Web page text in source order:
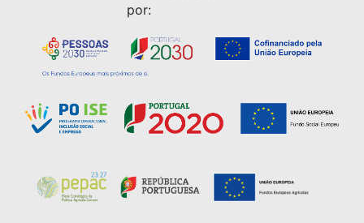
por: